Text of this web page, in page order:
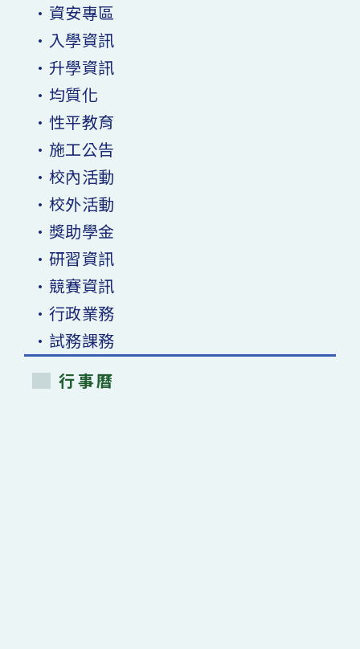
•資安專區
•入學資訊
•升學資訊
•均質化
•性平教育
•施工公告
•校內活動
•校外活動
•獎助學金
•研習資訊
•競賽資訊
•行政業務
•試務課務
行事曆